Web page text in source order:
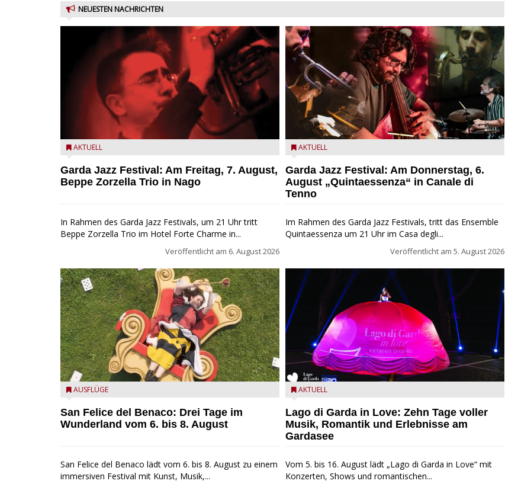
NEUESTEN NACHRICHTEN
Beppe Zorzella Trio zu Gast beim Garda Jazz Festival
AKTUELL
Garda Jazz Festival: Am Freitag, 7. August,
Beppe Zorzella Trio in Nago
In Rahmen des Garda Jazz Festivals, um 21 Uhr tritt
Beppe Zorzella Trio im Hotel Forte Charme in...
Veröffentlicht am 6. August 2026
San Felice del Benaco: Drei Tage im Wunderland
AUSFLÜGE
San Felice del Benaco: Drei Tage im
Wunderland vom 6. bis 8. August
San Felice del Benaco lädt vom 6. bis 8. August zu einem
immersiven Festival mit Kunst, Musik,...
Das Ensemble Quintaessenza zu Gast beim Garda Jazz
AKTUELL
Garda Jazz Festival: Am Donnerstag, 6.
August „Quintaessenza“ in Canale di
Tenno
Im Rahmen des Garda Jazz Festivals, tritt das Ensemble
Quintaessenza um 21 Uhr im Casa degli...
Veröffentlicht am 5. August 2026
Lago di Garda in Love
AKTUELL
Lago di Garda in Love: Zehn Tage voller
Musik, Romantik und Erlebnisse am
Gardasee
Vom 5. bis 16. August lädt „Lago di Garda in Love“ mit
Konzerten, Shows und romantischen...